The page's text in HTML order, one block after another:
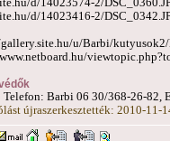
d/14023416-2/
u/Barbi/
Telefon: Barbi 06 30/368-26-82,
újraszerkesztették: 2010-11-